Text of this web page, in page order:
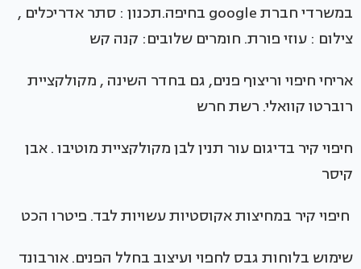
במשרדי חברת google בחיפה.תכנון : סתר אדריכלים ,
צילום : עוזי פורת. חומרים שלובים: קנה קש
אריחי חיפוי וריצוף פנים, גם בחדר השינה , מקולקציית
רוברטו קוואלי. רשת חרש
חיפוי קיר בדיגום עור תנין לבן מקולקציית מוטיבו . אבן
קיסר
חיפוי קיר במחיצות אקוסטיות עשויות לבד. פיטרו הכט
שימוש בלוחות גבס לחפוי ועיצוב בחלל הפנים. אורבונד